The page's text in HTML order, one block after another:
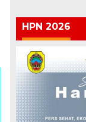
HPN 2026